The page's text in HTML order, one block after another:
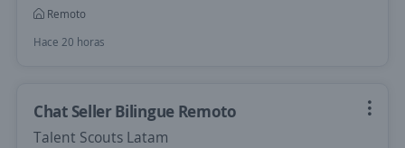
Remoto
Hace 20 horas
Chat Seller Bilingue Remoto
Talent Scouts Latam